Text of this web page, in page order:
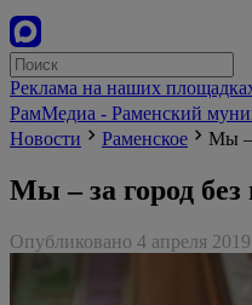
Реклама на наших
РамМедиа - Раменский
Новости
Раменское Мы –
Мы – за город без
Опубликовано 4 апреля